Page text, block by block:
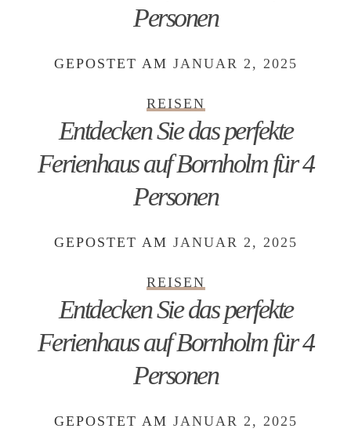
Personen
GEPOSTET AM JANUAR 2, 2025
REISEN
Entdecken Sie das perfekte
Ferienhaus auf Bornholm für 4
Personen
GEPOSTET AM JANUAR 2, 2025
REISEN
Entdecken Sie das perfekte
Ferienhaus auf Bornholm für 4
Personen
GEPOSTET AM JANUAR 2, 2025